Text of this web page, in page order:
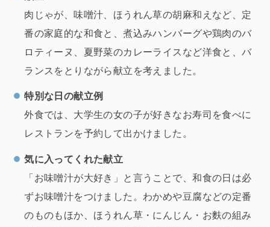
肉じゃが、味噌汁、ほうれん草の胡麻和えなど、定
番の家庭的な和食と、煮込みハンバーグや鶏肉のバ
ロティーヌ、夏野菜のカレーライスなど洋食と、バ
ランスをとりながら献立を考えました。
特別な日の献立例
外食では、大学生の女の子が好きなお寿司を食べに
レストランを予約して出かけました。
気に入ってくれた献立
「お味噌汁が大好き」と言うことで、和食の日は必
ずお味噌汁をつけました。わかめや豆腐などの定番
のものもほか、ほうれん草・にんじん・お麩の組み